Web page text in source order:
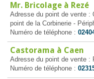
Mr. Bricolage à Rezé
Adresse du point de vente :
point de la Corbinerie -
Numéro de téléphone :
Castorama à Caen
Adresse du point de vente :
Numéro de téléphone :